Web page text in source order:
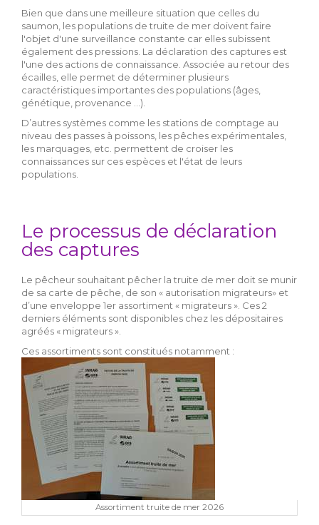
Bien que dans une meilleure situation que celles du
saumon, les populations de truite de mer doivent faire
l'objet d'une surveillance constante car elles subissent
également des pressions. La déclaration des captures est
l'une des actions de connaissance. Associée au retour des
écailles, elle permet de déterminer plusieurs
caractéristiques importantes des populations (âges,
génétique, provenance ...).
D’autres systèmes comme les stations de comptage au
niveau des passes à poissons, les pêches expérimentales,
les marquages, etc. permettent de croiser les
connaissances sur ces espèces et l'état de leurs
populations.
Le processus de déclaration
des captures
Le pêcheur souhaitant pêcher la truite de mer doit se munir
de sa carte de pêche, de son « autorisation migrateurs» et
d’une enveloppe 1er assortiment « migrateurs ». Ces 2
derniers éléments sont disponibles chez les dépositaires
agréés « migrateurs ».
Ces assortiments sont constitués notamment :
Assortiment truite de mer 2026